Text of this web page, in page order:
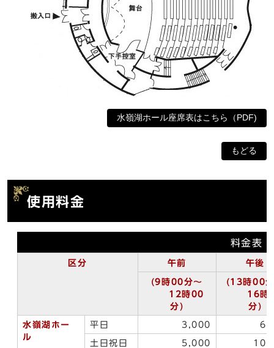
水嶺湖ホール座席表はこちら（PDF)
もどる
使用料金
料金表
区分 午前 午後
(9時00分～
12時00
分)
(13時00
16時
分)
水嶺湖ホー
ル
平日 3,000
土日祝日 5,000